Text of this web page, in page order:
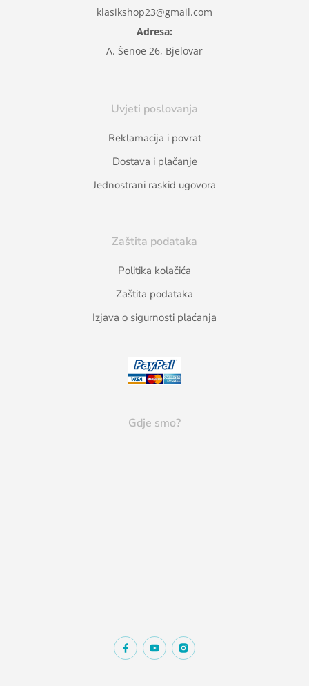
klasikshop23@gmail.com
Adresa:
A. Šenoe 26, Bjelovar
Uvjeti poslovanja
Reklamacija i povrat
Dostava i plačanje
Jednostrani raskid ugovora
Zaštita podataka
Politika kolačića
Zaštita podataka
Izjava o sigurnosti plaćanja
Gdje smo?